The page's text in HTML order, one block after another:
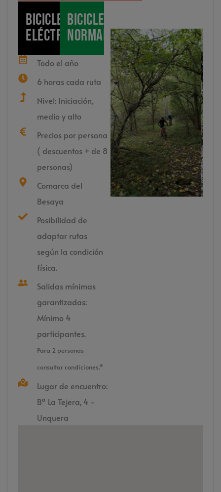
Bicicleta
Eléctrica
Bicicleta
normal
Todo el año
6 horas cada ruta
Nivel: Iniciación,
medio y alto
Precios por persona
( descuentos + de 8
personas)
Comarca del
Besaya
Posibilidad de
adaptar rutas
según la condición
física.
Salidas mínimas
garantizadas:
Mínimo 4
participantes.
Para 2 personas
consultar condiciones.*
Lugar de encuentro:
Bº La Tejera, 4 -
Unquera